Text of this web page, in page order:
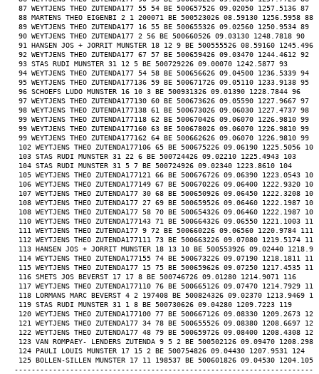
87 WEYTJENS THEO ZUTENDA177 55 54 BE 500657526 09.02050 1257.5136 87
88 MARTENS THEO EIGENBI 2 1 200071 BE 500523026 08.59130 1256.5958 88
89 WEYTJENS THEO ZUTENDA177 16 55 BE 500655326 09.02560 1250.9534 89
90 WEYTJENS THEO ZUTENDA177 2 56 BE 500660526 09.03130 1248.7818 90
91 HANSEN JOS + JORRIT MUNSTER 18 12 9 BE 500555526 08.59160
92 WEYTJENS THEO ZUTENDA177 67 57 BE 500659426 09.03470 1244.4612 92
93 STAS RUDI MUNSTER 31 12 5 BE 500729226 09.00070 1242.5877 93
94 WEYTJENS THEO ZUTENDA177 54 58 BE 500656626 09.04500 1236.5339 94
95 WEYTJENS THEO ZUTENDA177136 59 BE 500671726 09.05110 1233.9138 95
96 SCHOEFS LUDO MUNSTER 16 10 3 BE 500931326 09.01390 1228.7844 96
97 WEYTJENS THEO ZUTENDA177130 60 BE 500673626 09.05590 1227.9667 97
98 WEYTJENS THEO ZUTENDA177138 61 BE 500673026 09.06030 1227.4737 98
99 WEYTJENS THEO ZUTENDA177118 62 BE 500670426 09.06070 1226.9810 99
99 WEYTJENS THEO ZUTENDA177160 63 BE 500678026 09.06070 1226.9810 99
99 WEYTJENS THEO ZUTENDA177162 64 BE 500662626 09.06070 1226.9810 99
102 WEYTJENS THEO ZUTENDA177106 65 BE 500675226 09.06190 1225.5056
103 STAS RUDI MUNSTER 31 22 6 BE 500724426 09.02210 1225.4943 103
104 STAS RUDI MUNSTER 31 5 7 BE 500724926 09.02340 1223.8610 104
105 WEYTJENS THEO ZUTENDA177121 66 BE 500676726 09.06390 1223.0543
106 WEYTJENS THEO ZUTENDA177149 67 BE 500670226 09.06400 1222.9320
107 WEYTJENS THEO ZUTENDA177 30 68 BE 500650926 09.06450 1222.3208
108 WEYTJENS THEO ZUTENDA177 27 69 BE 500659526 09.06460 1222.1987
108 WEYTJENS THEO ZUTENDA177 58 70 BE 500654326 09.06460 1222.1987
110 WEYTJENS THEO ZUTENDA177143 71 BE 500664326 09.06550 1221.1003
111 WEYTJENS THEO ZUTENDA177 9 72 BE 500660226 09.06560 1220.9784 111
112 WEYTJENS THEO ZUTENDA177111 73 BE 500663226 09.07080 1219.5174
113 HANSEN JOS + JORRIT MUNSTER 18 13 10 BE 500553926 09.02440
114 WEYTJENS THEO ZUTENDA177155 74 BE 500673226 09.07190 1218.1811
115 WEYTJENS THEO ZUTENDA177 15 75 BE 500659626 09.07250 1217.4535
116 SMETS JOS BEVERST 17 17 8 BE 500746726 09.01280 1214.9071 116
117 WEYTJENS THEO ZUTENDA177110 76 BE 500665126 09.07470 1214.7929
118 LORMANS MARC BEVERST 4 2 197408 BE 500824326 09.02370 1213.9469
119 STAS RUDI MUNSTER 31 1 8 BE 500730626 09.04280 1209.7223 119
120 WEYTJENS THEO ZUTENDA177100 77 BE 500667126 09.08330 1209.2673
121 WEYTJENS THEO ZUTENDA177 34 78 BE 500655526 09.08380 1208.6697
122 WEYTJENS THEO ZUTENDA177 48 79 BE 500659726 09.08400 1208.4308
123 VAN ROMPAEY- LENDERS ZUTENDA 9 5 2 BE 500502126 09.09470
124 PAULI LOUIS MUNSTER 17 15 2 BE 500754826 09.04430 1207.9531 124
125 BOLLEN-SILLEN MUNSTER 17 11 198537 BE 500601826 09.04530